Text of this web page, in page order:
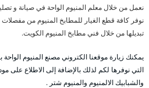
نعمل من خلال معلم المنيوم الواحة في صيانة و
نوفر كافة قطع الغيار للمطابخ المنيوم من
تبديلها من خلال فني مطابخ المنيوم الكويت.
يمكنك زيارة موقعنا الكتروني مصنع المنيوم
التي نوفرها لكم لذلك بالإضافة إلى الاطلاع على
والشبابيك الالمنيوم والمنيوم شتر .